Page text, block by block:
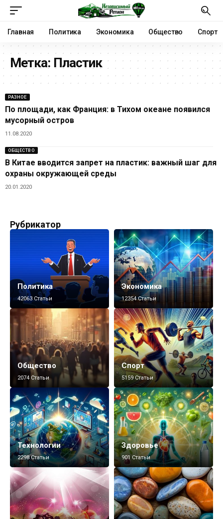
Главная Политика Экономика Общество Спорт
Метка: Пластик
РАЗНОЕ
По площади, как Франция: в Тихом океане появился
мусорный остров
11.08.2020
ОБЩЕСТВО
В Китае вводится запрет на пластик: важный шаг для
охраны окружающей среды
20.01.2020
Рубрикатор
Политика
42063 Статьи
Экономика
12354 Статьи
Общество
2074 Статьи
Спорт
5159 Статьи
Технологии
2298 Статьи
Здоровье
901 Статьи